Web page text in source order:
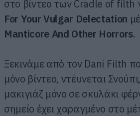
στο βίντεο των Cradle of filth
For Your Vulgar Delectation
Manticore And Other Horrors.
Ξεκινάμε από τον Dani Filth
μόνο βίντεο, ντέυνεται
μακιγιάζ μόνο σε σκυλάκι
σημείο έχει χαραγμένο στο